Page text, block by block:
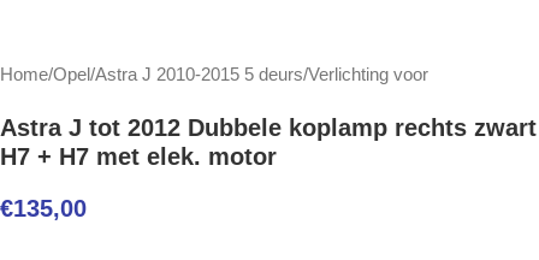
Home/Opel/Astra J 2010-2015 5 deurs/Verlichting voor
Astra J tot 2012 Dubbele koplamp rechts zwart
H7 + H7 met elek. motor
€135,00